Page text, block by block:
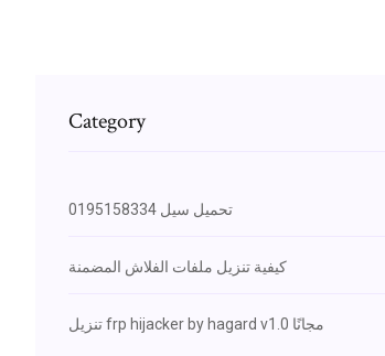
Category
0195158334 تحميل سيل
كيفية تنزيل ملفات الفلاش المضمنة
تنزيل frp hijacker by hagard v1.0 مجانًا